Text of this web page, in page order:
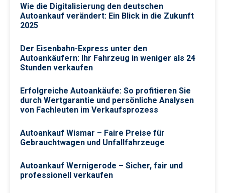
Wie die Digitalisierung den deutschen
Autoankauf verändert: Ein Blick in die Zukunft
2025
Der Eisenbahn-Express unter den
Autoankäufern: Ihr Fahrzeug in weniger als 24
Stunden verkaufen
Erfolgreiche Autoankäufe: So profitieren Sie
durch Wertgarantie und persönliche Analysen
von Fachleuten im Verkaufsprozess
Autoankauf Wismar – Faire Preise für
Gebrauchtwagen und Unfallfahrzeuge
Autoankauf Wernigerode – Sicher, fair und
professionell verkaufen